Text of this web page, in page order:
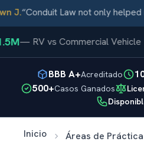
J.“Conduit Law not only helped
—RV vs Commercial Vehicle
BBB A+Acreditado
500+Casos Ganados
Inicio
Áreas de Práctica